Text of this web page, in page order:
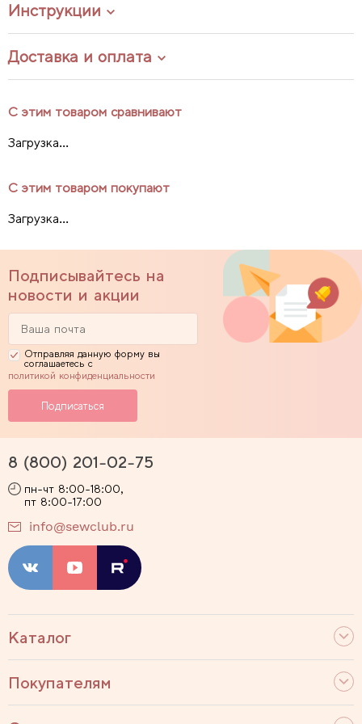
Инструкции
Доставка и оплата
С этим товаром сравнивают
Загрузка...
С этим товаром покупают
Загрузка...
Подписывайтесь на
новости и акции
Отправляя данную форму вы
соглашаетесь с
политикой конфиденциальности
Каталог
Покупателям
8 (800) 201-02-75
пн-чт 8:00-18:00,
пт 8:00-17:00
info@sewclub.ru